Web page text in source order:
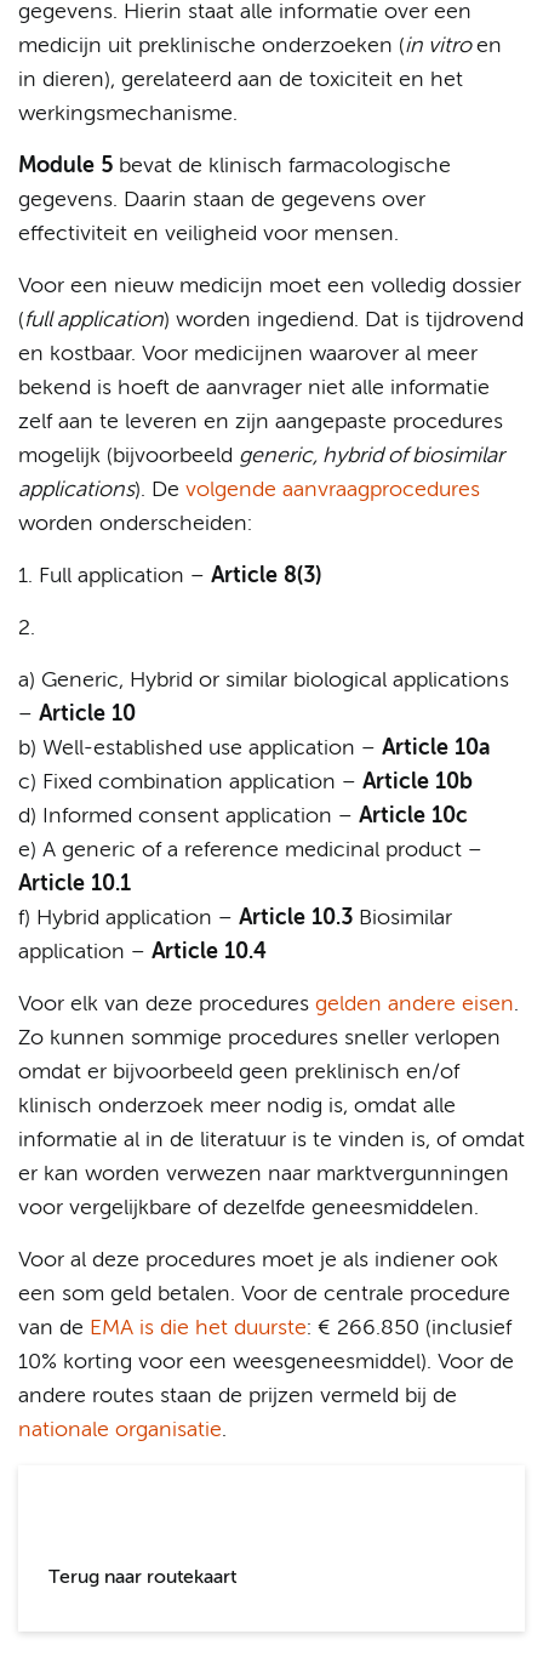
gegevens. Hierin staat alle informatie over een
medicijn uit preklinische onderzoeken (in vitroen
in dieren), gerelateerd aan de toxiciteit en het
werkingsmechanisme.
Module 5 bevat de klinisch farmacologische
gegevens. Daarin staan de gegevens over
effectiviteit en veiligheid voor mensen.
Voor een nieuw medicijn moet een volledig dossier
(full application) worden ingediend. Dat is tijdrovend
en kostbaar. Voor medicijnen waarover al meer
bekend is hoeft de aanvrager niet alle informatie
zelf aan te leveren en zijn aangepaste procedures
mogelijk (bijvoorbeeld generic, hybrid of biosimilar
applications). De volgende aanvraagprocedures
worden onderscheiden:
1. Full application – Article 8(3)
2.
a) Generic, Hybrid or similar biological applications
– Article 10
b) Well-established use application – Article 10a
c) Fixed combination application – Article 10b
d) Informed consent application – Article 10c
e) A generic of a reference medicinal product –
Article 10.1
f) Hybrid application – Article 10.3 Biosimilar
application – Article 10.4
Voor elk van deze procedures gelden andere eisen.
Zo kunnen sommige procedures sneller verlopen
omdat er bijvoorbeeld geen preklinisch en/of
klinisch onderzoek meer nodig is, omdat alle
informatie al in de literatuur is te vinden is, of omdat
er kan worden verwezen naar marktvergunningen
voor vergelijkbare of dezelfde geneesmiddelen.
Voor al deze procedures moet je als indiener ook
een som geld betalen. Voor de centrale procedure
van de EMA is die het duurste: € 266.850 (inclusief
10% korting voor een weesgeneesmiddel). Voor de
andere routes staan de prijzen vermeld bij de
nationale organisatie.
Terug naar routekaart